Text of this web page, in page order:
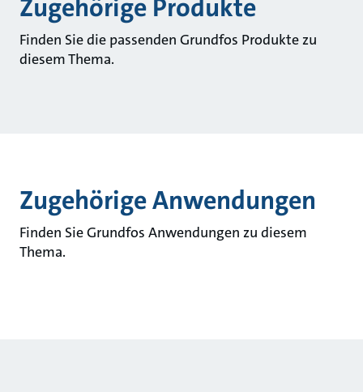
Zugehörige Produkte
Finden Sie die passenden Grundfos Produkte zu
diesem Thema.
Zugehörige Anwendungen
Finden Sie Grundfos Anwendungen zu diesem
Thema.